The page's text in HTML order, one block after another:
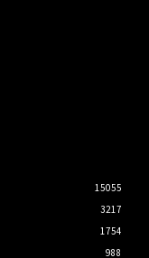
15055
3217
1754
988